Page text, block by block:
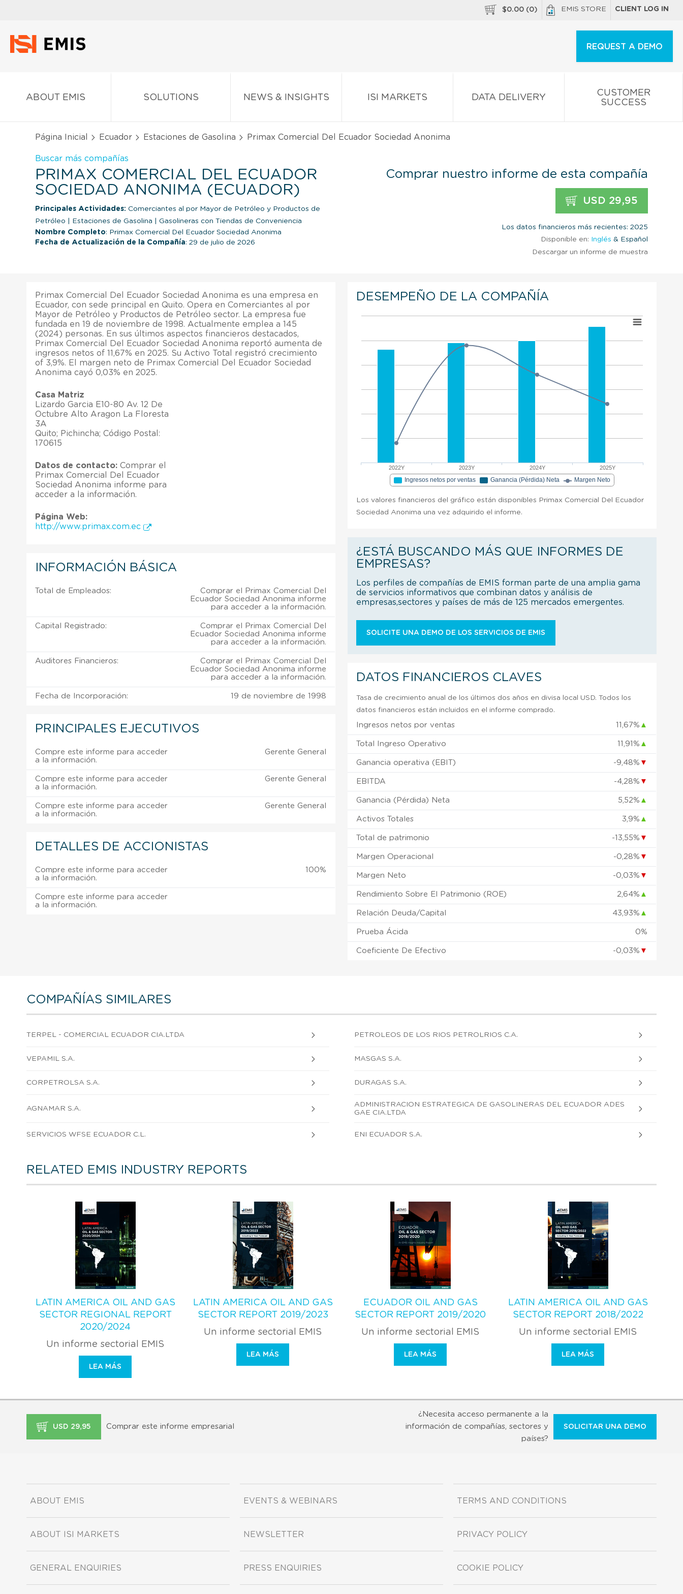
$0.00 (0) EMIS STORE CLIENT LOG IN
REQUEST A DEMO
ABOUT EMIS SOLUTIONS NEWS & INSIGHTS ISI MARKETS DATA DELIVERY
CUSTOMER
SUCCESS
Página Inicial Ecuador Estaciones de Gasolina Primax Comercial Del Ecuador Sociedad Anonima
Buscar más compañías
PRIMAX COMERCIAL DEL ECUADOR
SOCIEDAD ANONIMA (ECUADOR)
Principales Actividades: Comerciantes al por Mayor de Petróleo y Productos de
Petróleo
Estaciones de Gasolina
Gasolineras con Tiendas de Conveniencia
Nombre Completo: Primax Comercial Del Ecuador Sociedad Anonima
Fecha de Actualización de la Compañía: 29 de julio de 2026
Comprar nuestro informe de esta compañía
USD 29,95
Los datos financieros más recientes: 2025
Disponible en: Inglés & Español
Descargar un informe de muestra
Primax Comercial Del Ecuador Sociedad Anonima es una empresa en
Ecuador, con sede principal en Quito. Opera en Comerciantes al por
Mayor de Petróleo y Productos de Petróleo sector. La empresa fue
fundada en 19 de noviembre de 1998. Actualmente emplea a 145
(2024) personas. En sus últimos aspectos financieros destacados,
Primax Comercial Del Ecuador Sociedad Anonima reportó aumenta de
ingresos netos of 11,67% en 2025. Su Activo Total registró crecimiento
of 3,9%. El margen neto de Primax Comercial Del Ecuador Sociedad
Anonima cayó 0,03% en 2025.
Casa Matriz
Lizardo Garcia E10-80 Av. 12 De
Octubre Alto Aragon La Floresta
3A
Quito; Pichincha; Código Postal:
170615
Datos de contacto: Comprar el
Primax Comercial Del Ecuador
Sociedad Anonima informe para
acceder a la información.
Página Web:
http://www.primax.com.ec
INFORMACIÓN BÁSICA
Total de Empleados:
Comprar el Primax Comercial Del
Ecuador Sociedad Anonima informe
para acceder a la información.
Capital Registrado:
Comprar el Primax Comercial Del
Ecuador Sociedad Anonima informe
para acceder a la información.
Auditores Financieros:
Comprar el Primax Comercial Del
Ecuador Sociedad Anonima informe
para acceder a la información.
Fecha de Incorporación: 19 de noviembre de 1998
PRINCIPALES EJECUTIVOS
Compre este informe para acceder
a la información.
Gerente General
Compre este informe para acceder
a la información.
Gerente General
Compre este informe para acceder
a la información.
Gerente General
DETALLES DE ACCIONISTAS
Compre este informe para acceder
a la información.
100%
Compre este informe para acceder
a la información.
DESEMPEÑO DE LA COMPAÑÍA
2022Y 2023Y 2024Y 2025Y
Ingresos netos por ventas Ganancia (Pérdida) Neta Margen Neto
Los valores financieros del gráfico están disponibles Primax Comercial Del Ecuador
Sociedad Anonima una vez adquirido el informe.
¿ESTÁ BUSCANDO MÁS QUE INFORMES DE
EMPRESAS?
Los perfiles de compañías de EMIS forman parte de una amplia gama
de servicios informativos que combinan datos y análisis de
empresas,sectores y países de más de 125 mercados emergentes.
SOLICITE UNA DEMO DE LOS SERVICIOS DE EMIS
DATOS FINANCIEROS CLAVES
Tasa de crecimiento anual de los últimos dos años en divisa local USD. Todos los
datos financieros están incluidos en el informe comprado.
Ingresos netos por ventas 11,67% ▲
Total Ingreso Operativo 11,91% ▲
Ganancia operativa (EBIT) -9,48% ▼
EBITDA -4,28% ▼
Ganancia (Pérdida) Neta 5,52% ▲
Activos Totales 3,9% ▲
Total de patrimonio -13,55% ▼
Margen Operacional -0,28% ▼
Margen Neto -0,03% ▼
Rendimiento Sobre El Patrimonio (ROE) 2,64% ▲
Relación Deuda/Capital 43,93% ▲
Prueba Ácida 0%
Coeficiente De Efectivo -0,03% ▼
COMPAÑÍAS SIMILARES
TERPEL - COMERCIAL ECUADOR CIA.LTDA PETROLEOS DE LOS RIOS PETROLRIOS C.A.
VEPAMIL S.A. MASGAS S.A.
CORPETROLSA S.A. DURAGAS S.A.
AGNAMAR S.A.
ADMINISTRACION ESTRATEGICA DE GASOLINERAS DEL ECUADOR ADES
GAE CIA.LTDA
SERVICIOS WFSE ECUADOR C.L. ENI ECUADOR S.A.
RELATED EMIS INDUSTRY REPORTS
LATIN AMERICA OIL AND GAS
SECTOR REGIONAL REPORT
2020/2024
Un informe sectorial EMIS
LEA MÁS
LATIN AMERICA OIL AND GAS
SECTOR REPORT 2019/2023
Un informe sectorial EMIS
LEA MÁS
ECUADOR OIL AND GAS
SECTOR REPORT 2019/2020
Un informe sectorial EMIS
LEA MÁS
LATIN AMERICA OIL AND GAS
SECTOR REPORT 2018/2022
Un informe sectorial EMIS
LEA MÁS
USD 29,95 Comprar este informe empresarial
¿Necesita acceso permanente a la
información de compañías, sectores y
países?
SOLICITAR UNA DEMO
ABOUT EMIS
ABOUT ISI MARKETS
GENERAL ENQUIRIES
EVENTS & WEBINARS
NEWSLETTER
PRESS ENQUIRIES
TERMS AND CONDITIONS
PRIVACY POLICY
COOKIE POLICY